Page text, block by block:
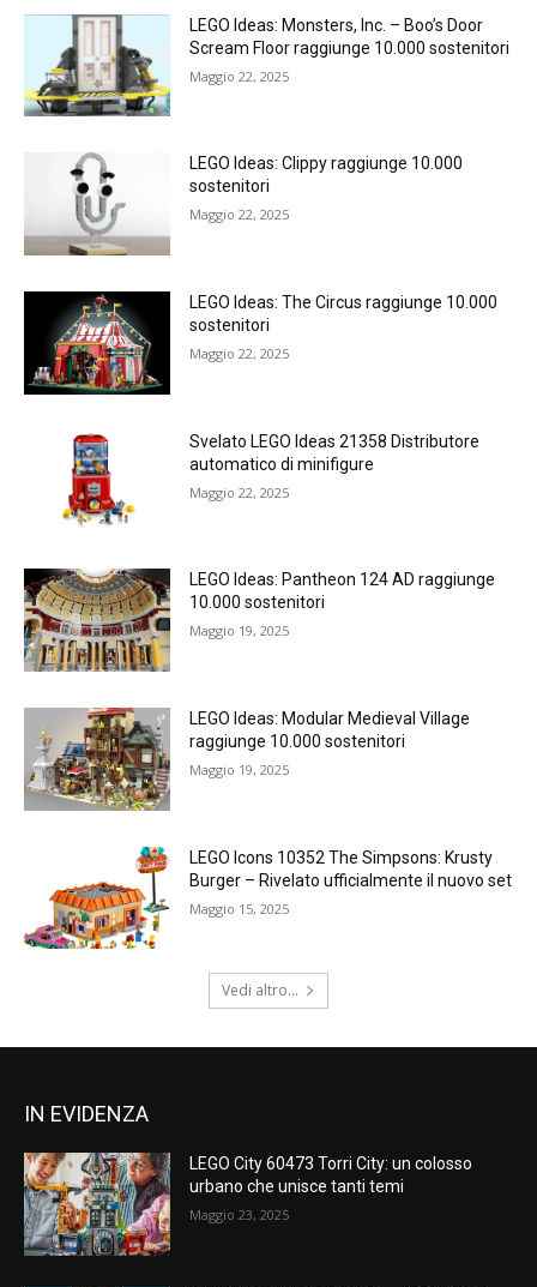
LEGO Ideas: Monsters, Inc. – Boo’s Door
Scream Floor raggiunge 10.000 sostenitori
Maggio 22, 2025
LEGO Ideas: Clippy raggiunge 10.000
sostenitori
Maggio 22, 2025
LEGO Ideas: The Circus raggiunge 10.000
sostenitori
Maggio 22, 2025
Svelato LEGO Ideas 21358 Distributore
automatico di minifigure
Maggio 22, 2025
LEGO Ideas: Pantheon 124 AD raggiunge
10.000 sostenitori
Maggio 19, 2025
LEGO Ideas: Modular Medieval Village
raggiunge 10.000 sostenitori
Maggio 19, 2025
LEGO Icons 10352 The Simpsons: Krusty
Burger – Rivelato ufficialmente il nuovo set
Maggio 15, 2025
Vedi altro...
IN EVIDENZA
LEGO City 60473 Torri City: un colosso
urbano che unisce tanti temi
Maggio 23, 2025